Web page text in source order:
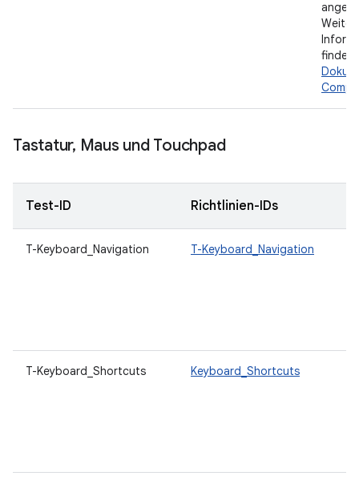
finden
Tastatur, Maus und Touchpad
Test-ID Richtlinien-IDs
T-Keyboard_Navigation T-Keyboard_Navigation
T-Keyboard_Shortcuts Keyboard_Shortcuts